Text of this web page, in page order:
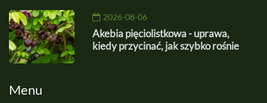
2026-08-06
Akebia pięciolistkowa - uprawa,
kiedy przycinać, jak szybko rośnie
Menu